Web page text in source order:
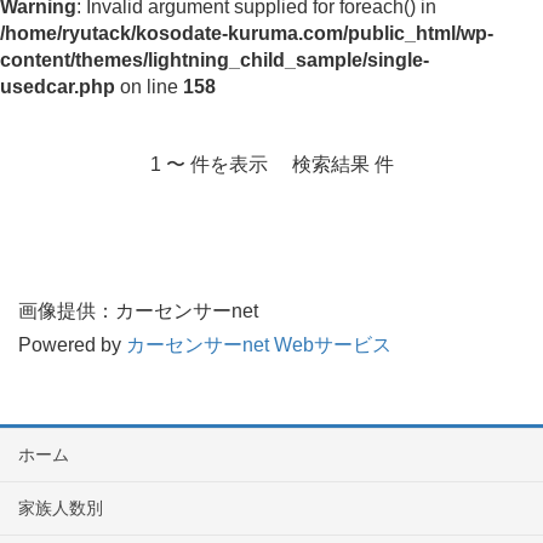
Warning: Invalid argument supplied for foreach() in
/home/ryutack/kosodate-kuruma.com/public_html/wp-
content/themes/lightning_child_sample/single-
usedcar.php on line 158
1 〜 件を表示 検索結果 件
画像提供：カーセンサーnet
Powered by カーセンサーnet Webサービス
ホーム
家族人数別